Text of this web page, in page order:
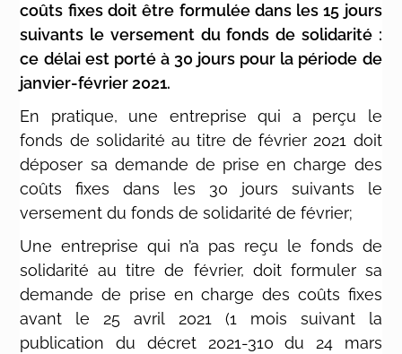
coûts fixes doit être formulée dans les 15 jours
suivants le versement du fonds de solidarité :
ce délai est porté à 30 jours pour la période de
janvier-février 2021.
En pratique, une entreprise qui a perçu le
fonds de solidarité au titre de février 2021 doit
déposer sa demande de prise en charge des
coûts fixes dans les 30 jours suivants le
versement du fonds de solidarité de février;
Une entreprise qui n’a pas reçu le fonds de
solidarité au titre de février, doit formuler sa
demande de prise en charge des coûts fixes
avant le 25 avril 2021 (1 mois suivant la
publication du décret 2021-310 du 24 mars